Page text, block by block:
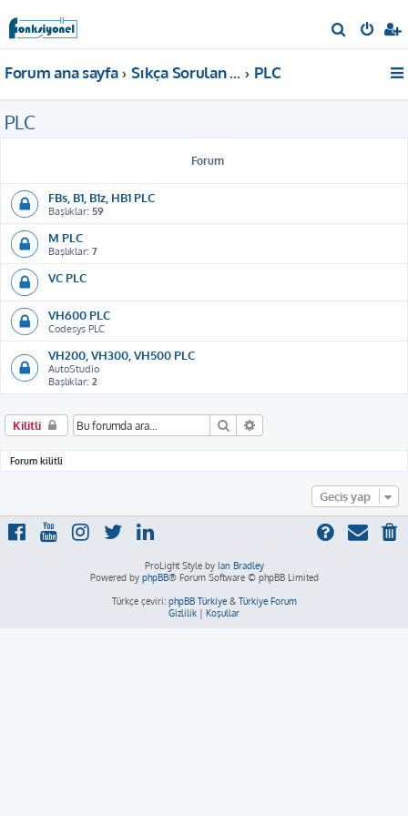
r
Forum ana sayfa Sıkça Sorulan Sorular PLC
PLC
Forum
FBs, B1, B1z, HB1 PLC
Başlıklar: 59
M PLC
Başlıklar: 7
VC PLC
VH600 PLC
Codesys PLC
VH200, VH300, VH500 PLC
AutoStudio
Başlıklar: 2
Kilitli Ara
Forum kilitli
Geçiş yap
ProLight Style by Ian Bradley
Powered by phpBB® Forum Software © phpBB Limited
Türkçe çeviri: phpBB Türkiye& Türkiye Forum
Gizlilik | Koşullar